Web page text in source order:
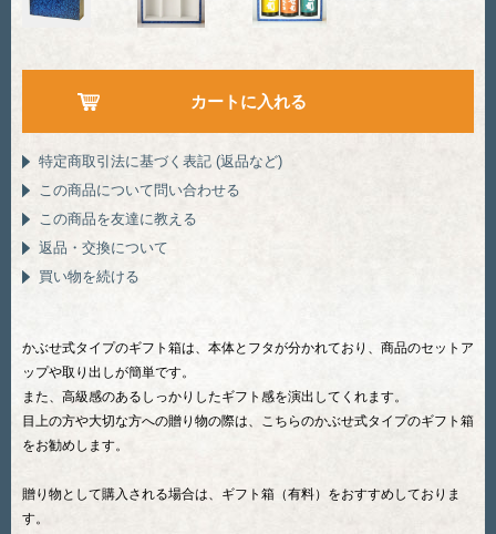
特定商取引法に基づく表記 (返品など)
この商品について問い合わせる
この商品を友達に教える
返品・交換について
買い物を続ける
かぶせ式タイプのギフト箱は、本体とフタが分かれており、商品のセットア
ップや取り出しが簡単です。
また、高級感のあるしっかりしたギフト感を演出してくれます。
目上の方や大切な方への贈り物の際は、こちらのかぶせ式タイプのギフト箱
をお勧めします。
贈り物として購入される場合は、ギフト箱（有料）をおすすめしておりま
す。